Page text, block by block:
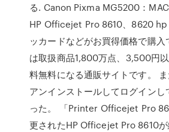
る. Canon Pixma MG5200：
HP Officejet Pro 8610、8620 hp
ッカードなどがお買得価格で購入
は取扱商品1,800万点、3,500円
料無料になる通販サイトです。
アンインストールしてログインし
った。 「Printer Officejet Pro
更されたHP Officejet Pro 8610が